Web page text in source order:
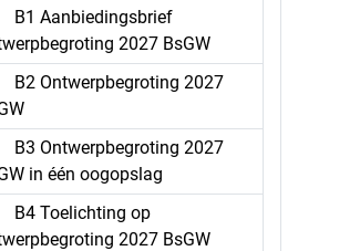
B1 Aanbiedingsbrief
2027 BsGW
B2 Ontwerpbegroting 2027
B3 Ontwerpbegroting 2027
in één oogopslag
B4 Toelichting op
2027 BsGW